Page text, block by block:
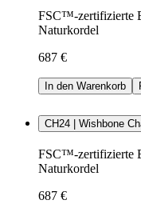
FSC™-zertifizierte
Naturkordel
687 €
In den Warenkorb
CH24 | Wishbone
FSC™-zertifizierte
Naturkordel
687 €